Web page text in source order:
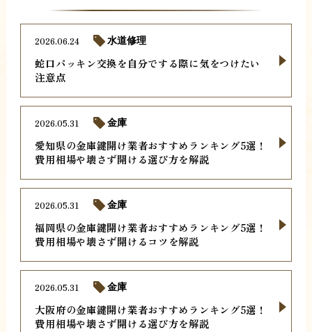
蛇口パッキン交換を自分でする際に気をつけたい
注意点
2026.06.24 水道修理
愛知県の金庫鍵開け業者おすすめランキング5選！
費用相場や壊さず開ける選び方を解説
2026.05.31 金庫
福岡県の金庫鍵開け業者おすすめランキング5選！
費用相場や壊さず開けるコツを解説
2026.05.31 金庫
大阪府の金庫鍵開け業者おすすめランキング5選！
費用相場や壊さず開ける選び方を解説
2026.05.31 金庫